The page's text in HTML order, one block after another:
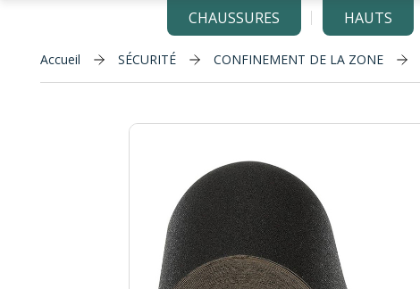
CHAUSSURES HAUTS
Accueil SÉCURITÉ CONFINEMENT DE LA ZONE